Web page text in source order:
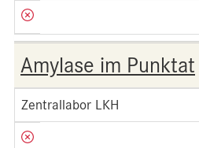
Amylase im Punktat
Zentrallabor LKH